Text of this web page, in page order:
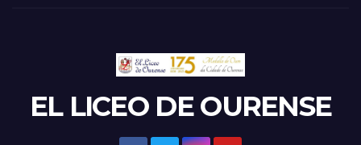
EL LICEO DE OURENSE